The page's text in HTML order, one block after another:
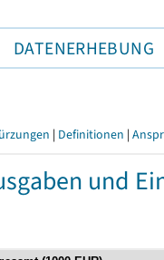
DATENERHEBUNG
| Definitionen |
und